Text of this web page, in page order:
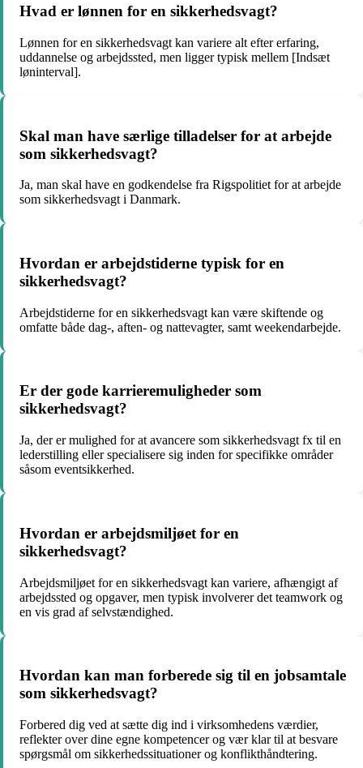
Hvad er lønnen for en sikkerhedsvagt?
Lønnen for en sikkerhedsvagt kan variere alt efter erfaring,
uddannelse og arbejdssted, men ligger typisk mellem [Indsæt
løninterval].
Skal man have særlige tilladelser for at arbejde
som sikkerhedsvagt?
Ja, man skal have en godkendelse fra Rigspolitiet for at arbejde
som sikkerhedsvagt i Danmark.
Hvordan er arbejdstiderne typisk for en
sikkerhedsvagt?
Arbejdstiderne for en sikkerhedsvagt kan være skiftende og
omfatte både dag-, aften- og nattevagter, samt weekendarbejde.
Er der gode karrieremuligheder som
sikkerhedsvagt?
Ja, der er mulighed for at avancere som sikkerhedsvagt fx til en
lederstilling eller specialisere sig inden for specifikke områder
såsom eventsikkerhed.
Hvordan er arbejdsmiljøet for en
sikkerhedsvagt?
Arbejdsmiljøet for en sikkerhedsvagt kan variere, afhængigt af
arbejdssted og opgaver, men typisk involverer det teamwork og
en vis grad af selvstændighed.
Hvordan kan man forberede sig til en jobsamtale
som sikkerhedsvagt?
Forbered dig ved at sætte dig ind i virksomhedens værdier,
reflekter over dine egne kompetencer og vær klar til at besvare
spørgsmål om sikkerhedssituationer og konflikthåndtering.